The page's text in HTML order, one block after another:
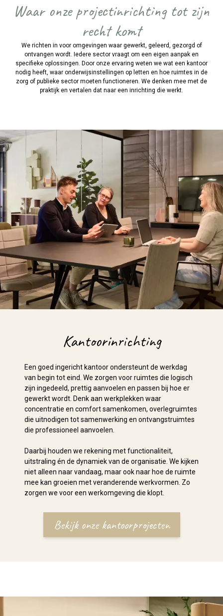
Waar onze projectinrichting tot zijn
recht komt
We richten in voor omgevingen waar gewerkt, geleerd, gezorgd of
ontvangen wordt. Iedere sector vraagt om een eigen aanpak en
specifieke oplossingen. Door onze ervaring weten we wat een kantoor
nodig heeft, waar onderwijsinstellingen op letten en hoe ruimtes in de
zorg of publieke sector moeten functioneren. We denken mee met de
praktijk en vertalen dat naar een inrichting die werkt.
Kantoorinrichting
Een goed ingericht kantoor ondersteunt de werkdag
van begin tot eind. We zorgen voor ruimtes die logisch
zijn ingedeeld, prettig aanvoelen en passen bij hoe er
gewerkt wordt. Denk aan werkplekken waar
concentratie en comfort samenkomen, overlegruimtes
die uitnodigen tot samenwerking en ontvangstruimtes
die professioneel aanvoelen.
Daarbij houden we rekening met functionaliteit,
uitstraling én de dynamiek van de organisatie. We kijken
niet alleen naar vandaag, maar ook naar hoe de ruimte
mee kan groeien met veranderende werkvormen. Zo
zorgen we voor een werkomgeving die klopt.
Bekijk onze kantoorprojecten